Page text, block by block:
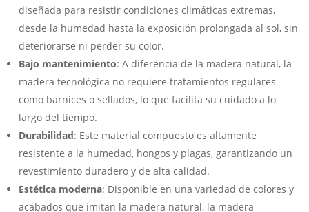
diseñada para resistir condiciones climáticas extremas,
desde la humedad hasta la exposición prolongada al sol, sin
deteriorarse ni perder su color.
Bajo mantenimiento: A diferencia de la madera natural, la
madera tecnológica no requiere tratamientos regulares
como barnices o sellados, lo que facilita su cuidado a lo
largo del tiempo.
Durabilidad: Este material compuesto es altamente
resistente a la humedad, hongos y plagas, garantizando un
revestimiento duradero y de alta calidad.
Estética moderna: Disponible en una variedad de colores y
acabados que imitan la madera natural, la madera